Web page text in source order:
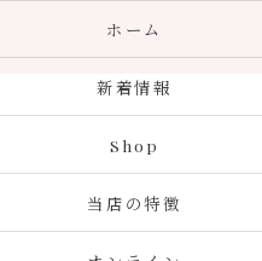
ホーム
新着情報
Shop
当店の特徴